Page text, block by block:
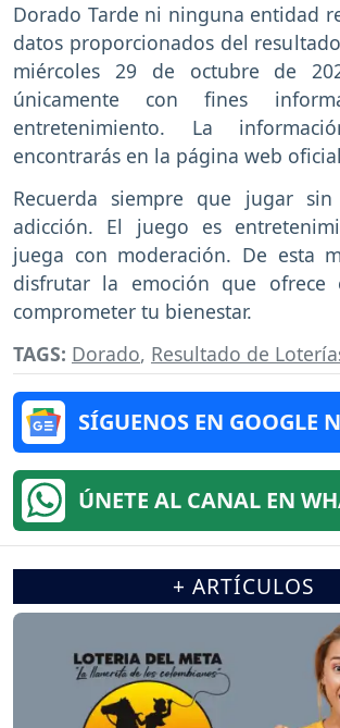
Dorado Tarde ni ninguna entidad
datos proporcionados del
miércoles 29 de octubre de
únicamente con fines
entretenimiento. La
encontrarás en la página web
Recuerda siempre que jugar
adicción. El juego es
juega con moderación. De esta
disfrutar la emoción que ofrece
comprometer tu bienestar.
TAGS: Dorado, Resultado de
SÍGUENOS EN GOOGLE
ÚNETE AL CANAL EN
+ ARTÍCULOS